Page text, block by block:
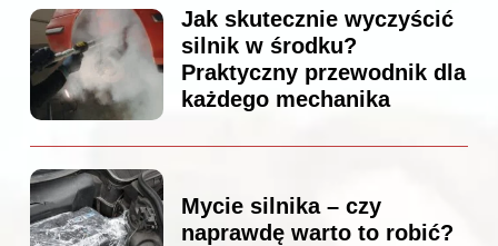
Jak skutecznie wyczyścić
silnik w środku?
Praktyczny przewodnik dla
każdego mechanika
Mycie silnika – czy
naprawdę warto to robić?